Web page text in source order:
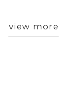
のおすす
view more